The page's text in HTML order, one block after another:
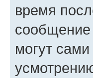
время
сообщение
могут